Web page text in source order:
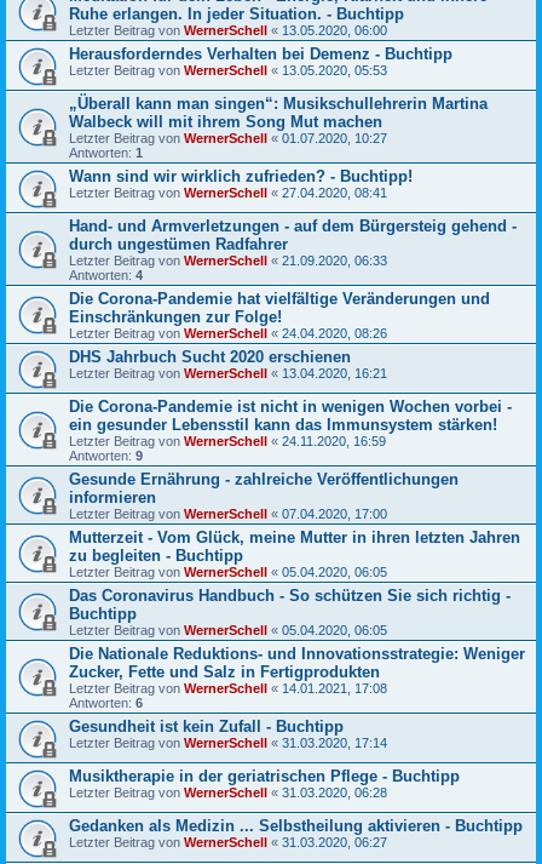
Ruhe erlangen. In jeder Situation. - Buchtipp
Letzter Beitrag von WernerSchell « 13.05.2020, 06:00
Herausforderndes Verhalten bei Demenz - Buchtipp
Letzter Beitrag von WernerSchell « 13.05.2020, 05:53
„Überall kann man singen“: Musikschullehrerin Martina
Walbeck will mit ihrem Song Mut machen
Letzter Beitrag von WernerSchell « 01.07.2020, 10:27
Antworten: 1
Wann sind wir wirklich zufrieden? - Buchtipp!
Letzter Beitrag von WernerSchell « 27.04.2020, 08:41
Hand- und Armverletzungen - auf dem Bürgersteig gehend -
durch ungestümen Radfahrer
Letzter Beitrag von WernerSchell « 21.09.2020, 06:33
Antworten: 4
Die Corona-Pandemie hat vielfältige Veränderungen und
Einschränkungen zur Folge!
Letzter Beitrag von WernerSchell « 24.04.2020, 08:26
DHS Jahrbuch Sucht 2020 erschienen
Letzter Beitrag von WernerSchell « 13.04.2020, 16:21
Die Corona-Pandemie ist nicht in wenigen Wochen vorbei -
ein gesunder Lebensstil kann das Immunsystem stärken!
Letzter Beitrag von WernerSchell « 24.11.2020, 16:59
Antworten: 9
Gesunde Ernährung - zahlreiche Veröffentlichungen
informieren
Letzter Beitrag von WernerSchell « 07.04.2020, 17:00
Mutterzeit - Vom Glück, meine Mutter in ihren letzten Jahren
zu begleiten - Buchtipp
Letzter Beitrag von WernerSchell « 05.04.2020, 06:05
Das Coronavirus Handbuch - So schützen Sie sich richtig -
Buchtipp
Letzter Beitrag von WernerSchell « 05.04.2020, 06:05
Die Nationale Reduktions- und Innovationsstrategie: Weniger
Zucker, Fette und Salz in Fertigprodukten
Letzter Beitrag von WernerSchell « 14.01.2021, 17:08
Antworten: 6
Gesundheit ist kein Zufall - Buchtipp
Letzter Beitrag von WernerSchell « 31.03.2020, 17:14
Musiktherapie in der geriatrischen Pflege - Buchtipp
Letzter Beitrag von WernerSchell « 31.03.2020, 06:28
Gedanken als Medizin ... Selbstheilung aktivieren - Buchtipp
Letzter Beitrag von WernerSchell « 31.03.2020, 06:27